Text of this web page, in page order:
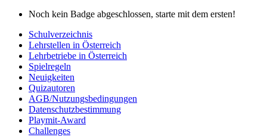
Noch kein Badge abgeschlossen, starte mit dem ersten!
Schulverzeichnis
Lehrstellen in Österreich
Lehrbetriebe in Österreich
Spielregeln
Neuigkeiten
Quizautoren
AGB/Nutzungsbedingungen
Datenschutzbestimmung
Playmit-Award
Challenges